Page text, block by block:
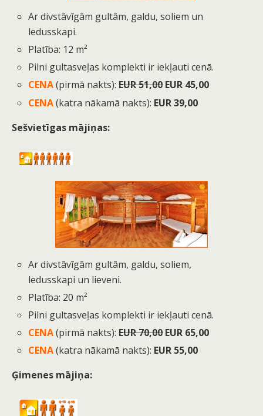
Ar divstāvīgām gultām, galdu, soliem un
ledusskapi.
Platība: 12 m²
Pilni gultasveļas komplekti ir iekļauti cenā.
CENA (pirmā nakts): EUR 51,00EUR 45,00
CENA (katra nākamā nakts): EUR 39,00
Sešvietīgas mājiņas:
Ar divstāvīgām gultām, galdu, soliem,
ledusskapi un lieveni.
Platība: 20 m²
Pilni gultasveļas komplekti ir iekļauti cenā.
CENA (pirmā nakts):EUR 70,00EUR 65,00
CENA (katra nākamā nakts): EUR 55,00
Ģimenes mājiņa: